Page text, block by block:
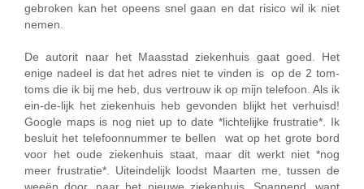
gebroken kan het opeens snel gaan en dat risico wil ik niet
nemen.
De autorit naar het Maasstad ziekenhuis gaat goed. Het
enige nadeel is dat het adres niet te vinden is op de 2 tom-
toms die ik bij me heb, dus vertrouw ik op mijn telefoon. Als ik
ein-de-lijk het ziekenhuis heb gevonden blijkt het verhuisd!
Google maps is nog niet up to date *lichtelijke frustratie*. Ik
besluit het telefoonnummer te bellen wat op het grote bord
voor het oude ziekenhuis staat, maar dit werkt niet *nog
meer frustratie*. Uiteindelijk loodst Maarten me, tussen de